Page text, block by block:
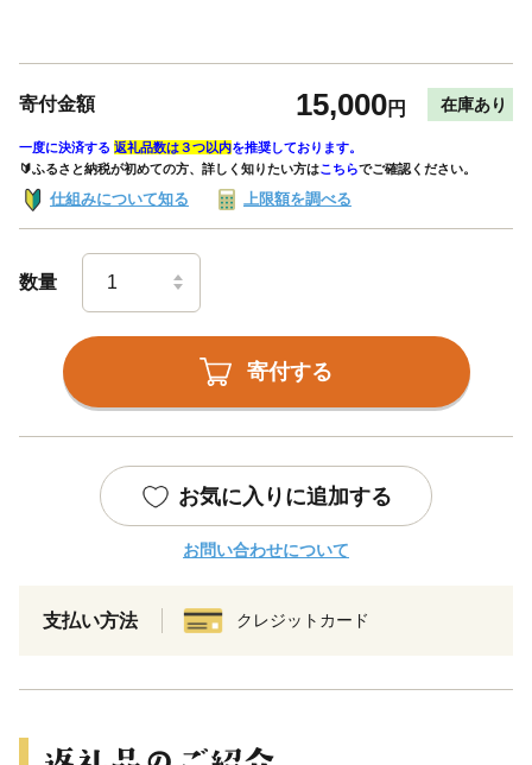
寄付金額 15,000円 在庫あり
一度に決済する 返礼品数は３つ以内を推奨しております。
🔰ふるさと納税が初めての方、詳しく知りたい方はこちらでご確認ください。
仕組みについて知る 上限額を調べる
数量
寄付する
お気に入りに追加する
お問い合わせについて
支払い方法 クレジットカード